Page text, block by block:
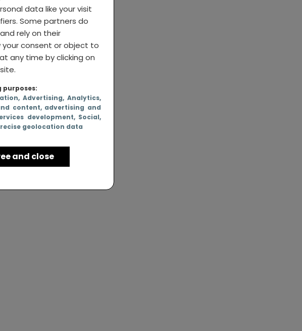
data like your visit
Some partners do
rely on their
consent or object to
any time by clicking on
purposes:
, Advertising, Analytics,
content, advertising and
development, Social,
geolocation data
and close